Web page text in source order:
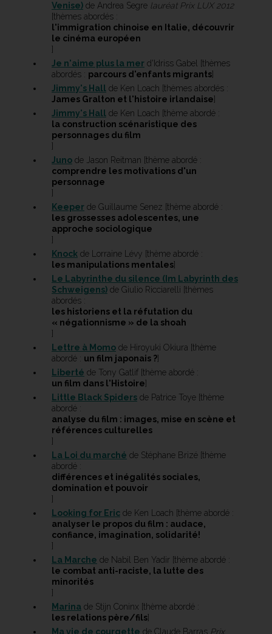
Venise) de Andrea Segre lauréat Prix LUX 2012
[thèmes abordés :
l'immigration chinoise en Italie, découvrir
le cinéma européen
]
Je n'aime plus la mer d'Idriss Gabel [thèmes
abordés : parcours d'enfants migrants]
Jimmy's Hall de Ken Loach [thèmes abordés :
James Gralton et l'histoire irlandaise]
Jimmy's Hall de Ken Loach [thème abordé :
la construction scénaristique des
personnages du film
]
Juno de Jason Reitman [thème abordé :
comprendre les motivations d'un
personnage
]
Keeper de Guillaume Senez [thème abordé :
les grossesses adolescentes, une
approche sociologique
]
Knock de Lorraine Lévy [thème abordé :
les manipulations mentales]
Le Labyrinthe du silence (Im Labyrinth des
Schweigens) de Giulio Ricciarelli [thèmes
abordés :
les historiens et la réfutation du
« négationnisme » de la shoah
]
Lettre à Momo de Hiroyuki Okiura [thème
abordé : un film japonais ?]
Liberté de Tony Gatlif [thème abordé :
un film dans l'Histoire]
Little Black Spiders de Patrice Toye [thème
abordé :
analyse du film : images, mise en scène et
références culturelles
]
La Loi du marché de Stéphane Brizé [thème
abordé :
différences et inégalités sociales,
domination et pouvoir
]
Looking for Eric de Ken Loach [thème abordé :
analyser le propos du film : audace,
confiance, imagination, solidarité!
]
La Marche de Nabil Ben Yadir [thème abordé :
le combat anti-raciste, la lutte des
minorités
]
Marina de Stijn Coninx [thème abordé :
les relations père/fils]
Ma vie de courgette de Claude Barras Prix